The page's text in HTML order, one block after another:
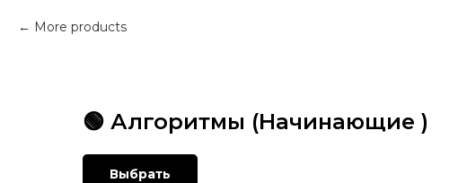
More products
🟢 Алгоритмы (Начинающие )
Выбрать